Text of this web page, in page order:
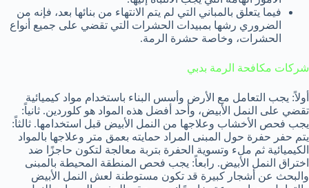
فيما يتعلق بالمباني التي لم يتم الانتهاء من بنائها بعد، فإنه من
الضروري رشها بمبيدات الحشرات التي تقضي على جميع أنواع
الحشرات، وخاصة حشرة الرمة.
شركات مكافحة الرمة بدبي
أولاً: يجب التعامل مع الأرض وأسس البناء باستخدام مواد كيميائية
تقضي على النمل الأبيض، وأحد أفضل هذه المواد هو كلوردين. ثانياً:
يجب فحص الأخشاب وعلاجها من النمل الأبيض قبل استخدامها. ثالثاً:
يتم حفر حفرة حول المبنى المراد حمايته بعمق متر وعلاجها بالمواد
الكيميائية ثم ملء وتسوية الحفرة بتربة معالجة لتكون حاجزًا ضد
اختراق النمل الأبيض. رابعاً: يجب فحص المنطقة المحيطة بالمبنى
والبحث عن أشجار كبيرة قد تكون مستوطنة لعش النمل الأبيض